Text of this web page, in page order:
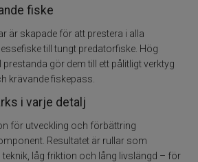
fiske
är skapade för att prestera i alla
till tungt predatorfiske. Hög
gör dem till ett pålitligt verktyg
krävande fiskepass.
i varje detalj
för utveckling och förbättring
Resultatet är rullar som
låg friktion och lång livslängd – för